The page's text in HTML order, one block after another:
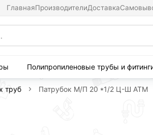
ГлавнаяПроизводителиДоставка
Полипропиленовые трубы и
труб Патрубок М/П 20 *1/2 Ц-Ш АТМ